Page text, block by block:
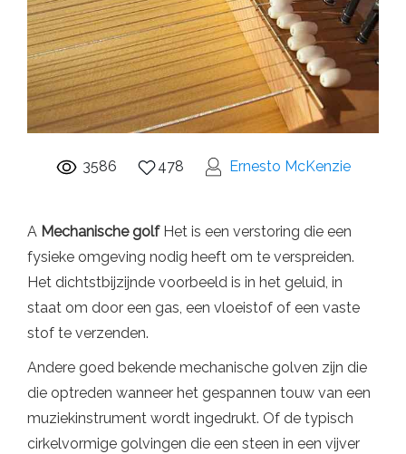
3586 478 Ernesto McKenzie
A Mechanische golfHet is een verstoring die een
fysieke omgeving nodig heeft om te verspreiden.
Het dichtstbijzijnde voorbeeld is in het geluid, in
staat om door een gas, een vloeistof of een vaste
stof te verzenden.
Andere goed bekende mechanische golven zijn die
die optreden wanneer het gespannen touw van een
muziekinstrument wordt ingedrukt. Of de typisch
cirkelvormige golvingen die een steen in een vijver